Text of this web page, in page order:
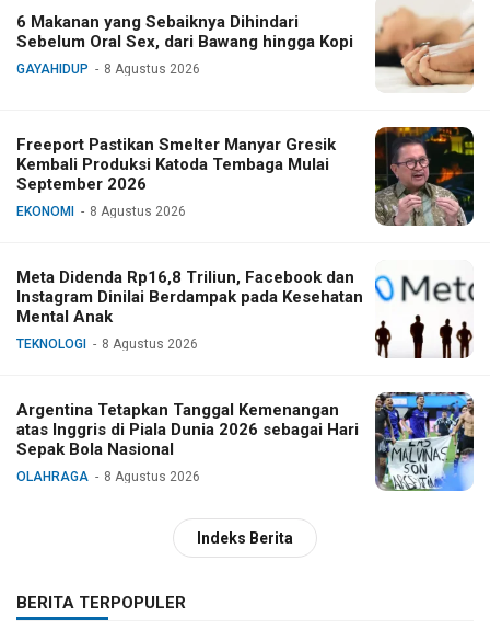
6 Makanan yang Sebaiknya Dihindari
Sebelum Oral Sex, dari Bawang hingga Kopi
GAYAHIDUP 8 Agustus 2026
Freeport Pastikan Smelter Manyar Gresik
Kembali Produksi Katoda Tembaga Mulai
September 2026
EKONOMI 8 Agustus 2026
Meta Didenda Rp16,8 Triliun, Facebook dan
Instagram Dinilai Berdampak pada Kesehatan
Mental Anak
TEKNOLOGI 8 Agustus 2026
Argentina Tetapkan Tanggal Kemenangan
atas Inggris di Piala Dunia 2026 sebagai Hari
Sepak Bola Nasional
OLAHRAGA 8 Agustus 2026
Indeks Berita
BERITA TERPOPULER